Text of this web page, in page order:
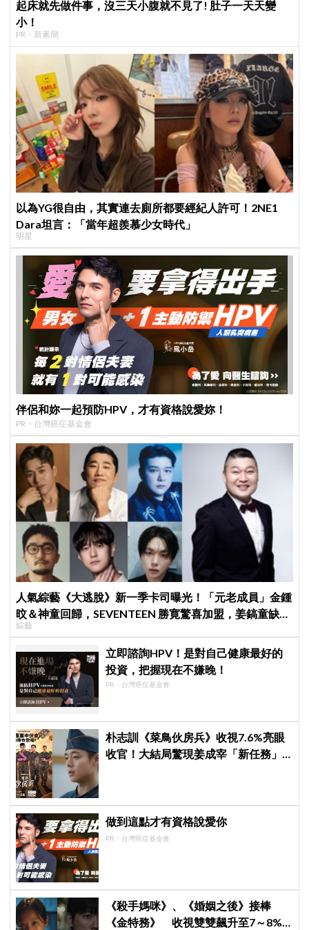
起床就先做件事，沒三天小腹就不見了! 肚子一天天變
小！
PR・新素簡
以為YG很自由，其實連去廁所都要經紀人許可！2NE1
Dara坦言：「當年超羨慕少女時代」
明星
伴侶和妳一起預防HPV，才有資格說愛妳！
PR・台灣癌症基金會
人氣綜藝《大逃脫》新一季卡司曝光！「元老成員」金鍾
旼＆神童回歸，SEVENTEEN 勝寛驚喜加盟，姜鎬童缺席
成最大焦點
綜藝
立即諮詢HPV！是對自己健康最好的
投資，把握現在不嫌晚！
PR・台灣癌症基金會
朴志訓《菜鳥伙房兵》收視7.6%亮眼
收官！大結局驚現姜成宰「新任務」
做到這點才有資格說愛你
PR・台灣癌症基金會
《殺手媽咪》、《婚姻之後》接棒
《金特務》 收視雙雙飆升至7～8%